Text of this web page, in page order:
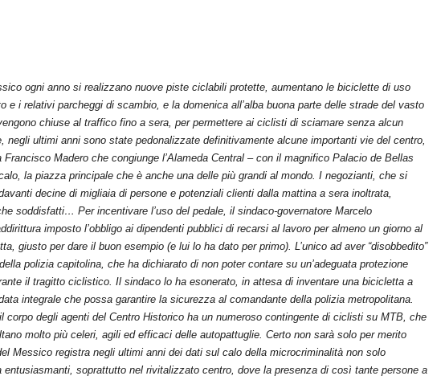
ogni anno si realizzano nuove piste ciclabili protette, aumentano le biciclette di uso
e i relativi parcheggi di scambio, e la domenica all’alba buona parte delle strade del vasto
chiuse al traffico fino a sera, per permettere ai ciclisti di sciamare senza alcun
negli ultimi anni sono state pedonalizzate definitivamente alcune importanti vie del centro,
Francisco Madero che congiunge l’Alameda Central – con il magnifico Palacio de Bellas
la piazza principale che è anche una delle più grandi al mondo. I negozianti, che si
decine di migliaia di persone e potenziali clienti dalla mattina a sera inoltrata,
soddisfatti… Per incentivare l’uso del pedale, il sindaco-governatore Marcelo
imposto l’obbligo ai dipendenti pubblici di recarsi al lavoro per almeno un giorno al
giusto per dare il buon esempio (e lui lo ha dato per primo). L’unico ad aver “disobbedito”
polizia capitolina, che ha dichiarato di non poter contare su un’adeguata protezione
il tragitto ciclistico. Il sindaco lo ha esonerato, in attesa di inventare una bicicletta a
integrale che possa garantire la sicurezza al comandante della polizia metropolitana.
corpo degli agenti del Centro Historico ha un numeroso contingente di ciclisti su MTB, che
molto più celeri, agili ed efficaci delle autopattuglie. Certo non sarà solo per merito
Messico registra negli ultimi anni dei dati sul calo della microcriminalità non solo
entusiasmanti, soprattutto nel rivitalizzato centro, dove la presenza di così tante persone a